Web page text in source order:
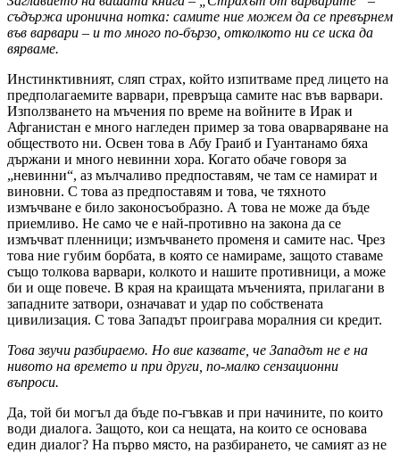
съдържа иронична нотка: самите ние можем да се превърнем
във варвари – и то много по-бързо, отколкото ни се иска да
вярваме.
Инстинктивният, сляп страх, който изпитваме пред лицето на
предполагаемите варвари, превръща самите нас във варвари.
Използването на мъчения по време на войните в Ирак и
Афганистан е много нагледен пример за това оварваряване на
обществото ни. Освен това в Абу Граиб и Гуантанамо бяха
държани и много невинни хора. Когато обаче говоря за
„невинни“, аз мълчаливо предпоставям, че там се намират и
виновни. С това аз предпоставям и това, че тяхното
измъчване е било законосъобразно. А това не може да бъде
приемливо. Не само че е най-противно на закона да се
измъчват пленници; измъчването променя и самите нас. Чрез
това ние губим борбата, в която се намираме, защото ставаме
също толкова варвари, колкото и нашите противници, а може
би и още повече. В края на краищата мъченията, прилагани в
западните затвори, означават и удар по собствената
цивилизация. С това Западът проиграва моралния си кредит.
Това звучи разбираемо. Но вие казвате, че Западът не е на
нивото на времето и при други, по-малко сензационни
въпроси.
Да, той би могъл да бъде по-гъвкав и при начините, по които
води диалога. Защото, кои са нещата, на които се основава
един диалог? На първо място, на разбирането, че самият аз не